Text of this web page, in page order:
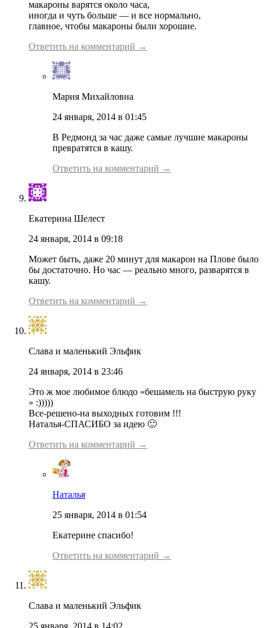
макароны варятся около часа,
иногда и чуть больше — и все нормально,
главное, чтобы макароны были хорошие.
Ответить на комментарий →
Мария Михайловна
24 января, 2014 в 01:45
В Редмонд за час даже самые лучшие макароны
превратятся в кашу.
Ответить на комментарий →
Екатерина Шелест
24 января, 2014 в 09:18
Может быть, даже 20 минут для макарон на Плове было
бы достаточно. Но час — реально много, разварятся в
кашу.
Ответить на комментарий →
Слава и маленький Эльфик
24 января, 2014 в 23:46
Это ж мое любимое блюдо «бешамель на быструю руку
» :)))))
Все-решено-на выходных готовим !!!
Наталья-СПАСИБО за идею 🙂
Ответить на комментарий →
Наталья
25 января, 2014 в 01:54
Екатерине спасибо!
Ответить на комментарий →
Слава и маленький Эльфик